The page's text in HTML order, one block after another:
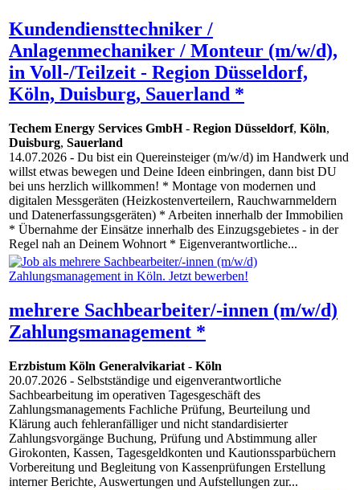
Kundendiensttechniker /
Anlagenmechaniker / Monteur (m/w/d),
in Voll-/Teilzeit - Region Düsseldorf,
Köln, Duisburg, Sauerland *
Techem Energy Services GmbH- Region Düsseldorf, Köln,
Duisburg, Sauerland
14.07.2026 - Du bist ein Quereinsteiger (m/w/d) im Handwerk und
willst etwas bewegen und Deine Ideen einbringen, dann bist DU
bei uns herzlich willkommen! * Montage von modernen und
digitalen Messgeräten (Heizkostenverteilern, Rauchwarnmeldern
und Datenerfassungsgeräten) * Arbeiten innerhalb der Immobilien
* Übernahme der Einsätze innerhalb des Einzugsgebietes - in der
Regel nah an Deinem Wohnort * Eigenverantwortliche...
mehrere Sachbearbeiter/-innen (m/w/d)
Zahlungsmanagement *
Erzbistum Köln Generalvikariat - Köln
20.07.2026 - Selbstständige und eigenverantwortliche
Sachbearbeitung im operativen Tagesgeschäft des
Zahlungsmanagements Fachliche Prüfung, Beurteilung und
Klärung auch fehleranfälliger und nicht standardisierter
Zahlungsvorgänge Buchung, Prüfung und Abstimmung aller
Girokonten, Kassen, Tagesgeldkonten und Kautionssparbüchern
Vorbereitung und Begleitung von Kassenprüfungen Erstellung
interner Berichte, Auswertungen und Aufstellungen zur...